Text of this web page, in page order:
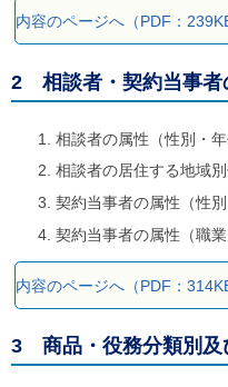
内容のページへ（PDF：
2 相談者・契約当事者
相談者の属性（性別・年
相談者の居住する地域
契約当事者の属性（性別
契約当事者の属性（職業
内容のページへ（PDF：
3 商品・役務分類別及